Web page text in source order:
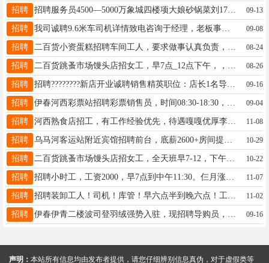
招聘 招聘服务员4500—5000万象城四楼项大娘砂锅菜刘17678588613 09-13
招聘 我司诚聘9.6米车司机详情致电咨询于经理，老板事少于经理13124582345 09-08
招聘 08-24
招聘 08-26
招聘 09-16
招聘 09-04
招聘 河西熟食店招工，有工作经验优先，待遇嘎嘎优厚李先生13384589393 11-08
招聘 10-29
招聘 二百货跳蚤市场馒头店招女工，全天班早7-12，下午2-5，工资2700+300满勤奖，年龄40-55，另外招半天班，电话13945889878贾女士13945889878 10-22
招聘 招聘小时工，工资2000，早7点到中午11:30。仨月涨50，每月带薪休息一天。戚先生13846638167 11-07
招聘 11-02
招聘 09-16
声明： 本站所有信息均由发布者提供，请您仔细辨别信息真伪，对于虚假类等